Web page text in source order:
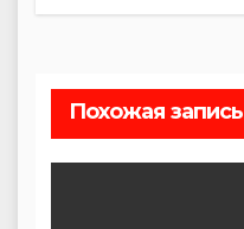
записям
Похожая запись